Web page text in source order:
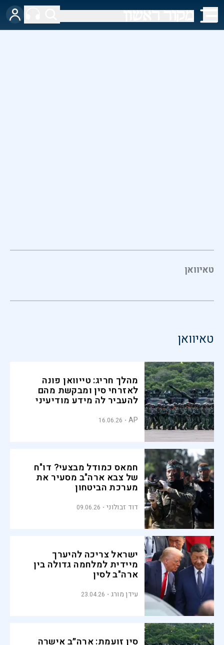
טאיוואן
טאיוואן
מהלך חריג: טייוואן פונה
לאזרחי סין ומבקשת מהם
להעביר לה מידע מודיעיני
AP
16.06.26
חמאס כמודל מבצעי? דו"ח
של צבא ארה"ב מסעיר את
מערכת הביטחון
דוד זבולוני 09.06.26
ישראל צריכה להיערך
מיידית למלחמה גדולה בין
ארה"ב לסין
עידן מורג 23.04.26
סין זועמת: ארה״ב אישרה